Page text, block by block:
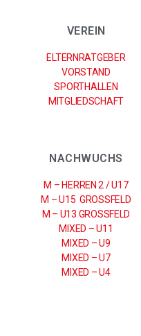
VEREIN
ELTERNRATGEBER
VORSTAND
SPORTHALLEN
MITGLIEDSCHAFT
NACHWUCHS
M – HERREN 2 / U17
M – U15 GROSSFELD
M – U13 GROSSFELD
MIXED – U11
MIXED – U9
MIXED – U7
MIXED – U4